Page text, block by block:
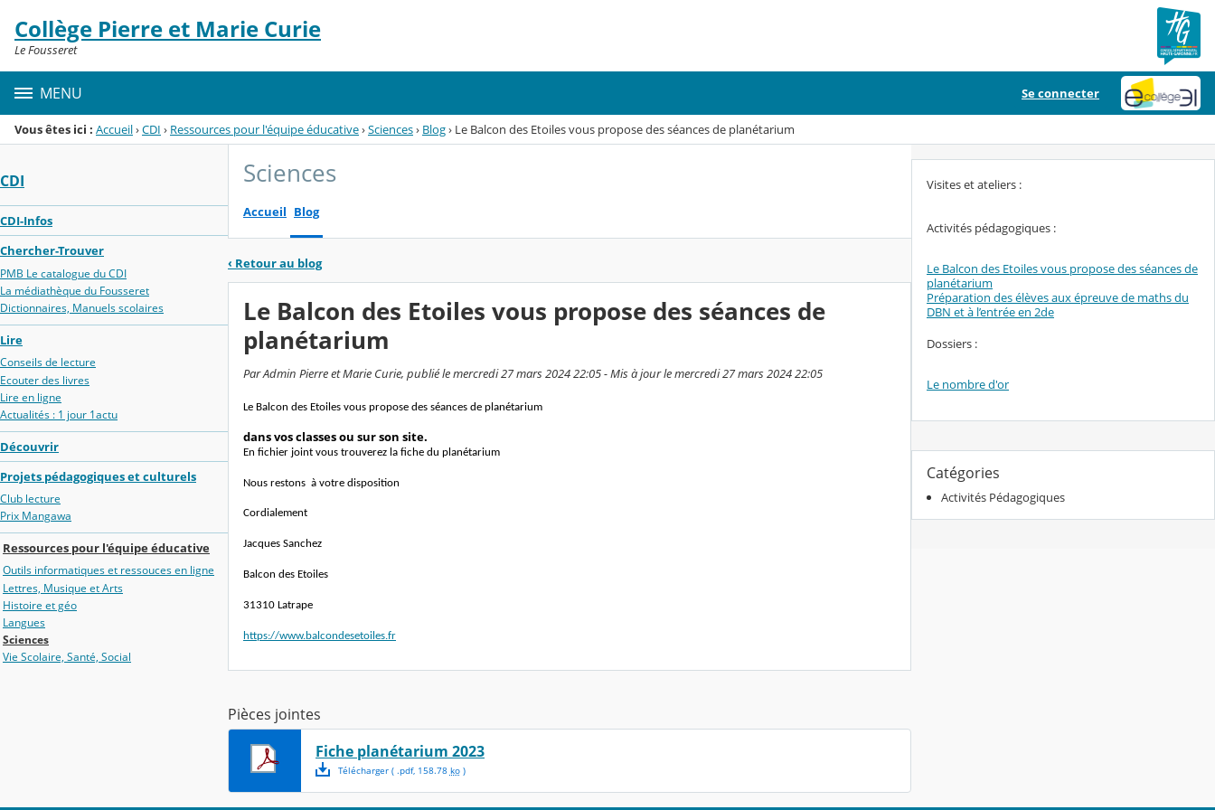
Menu de la rubrique
Contenu
Collège Pierre et Marie Curie
Le Fousseret
MENU Se connecter
Vous êtes ici : Accueil›CDI › Ressources pour l'équipe éducative›Sciences› Blog› Le Balcon des Etoiles vous propose des séances de planétarium
CDI
CDI-Infos
Chercher-Trouver
PMB Le catalogue du CDI
La médiathèque du Fousseret
Dictionnaires, Manuels scolaires
Lire
Conseils de lecture
Ecouter des livres
Lire en ligne
Actualités : 1 jour 1actu
Découvrir
Projets pédagogiques et culturels
Club lecture
Prix Mangawa
Ressources pour l'équipe éducative
Outils informatiques et ressouces en ligne
Lettres, Musique et Arts
Histoire et géo
Langues
Sciences
Vie Scolaire, Santé, Social
Sciences
Accueil Blog
‹ Retour au blog
Le Balcon des Etoiles vous propose des séances de
planétarium
Par Admin Pierre et Marie Curie, publié le mercredi 27 mars 2024 22:05 - Mis à jour le mercredi 27 mars 2024 22:05
Le Balcon des Etoiles vous propose des séances de planétarium
dans vos classes ou sur son site.
En fichier joint vous trouverez la fiche du planétarium
Nous restons à votre disposition
Cordialement
Jacques Sanchez
Balcon des Etoiles
31310 Latrape
https://www.balcondesetoiles.fr
Pièces jointes
Fiche planétarium 2023
Télécharger( .pdf, 158.78 ko)
Visites et ateliers :
Activités pédagogiques :
Le Balcon des Etoiles vous propose des séances de
planétarium
Préparation des élèves aux épreuve de maths du
DBN et à l’entrée en 2de
Dossiers :
Le nombre d'or
Catégories
Activités Pédagogiques